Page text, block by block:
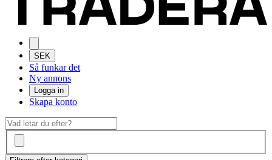
SEK
Så funkar det
Ny annons
Logga in
Skapa konto